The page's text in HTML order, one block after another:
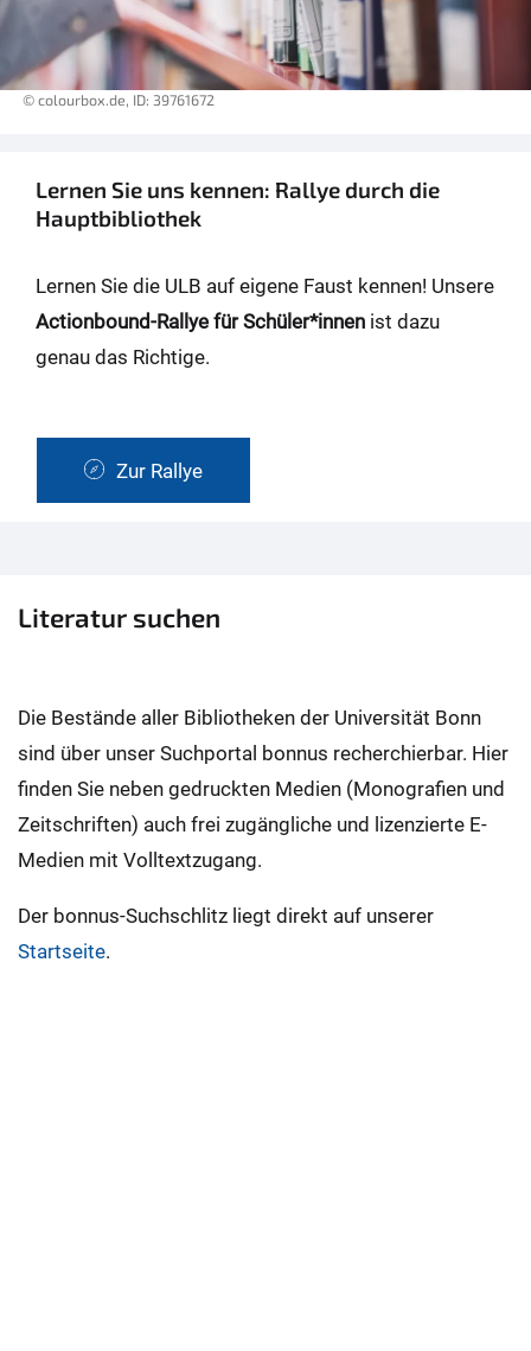
© colourbox.de, ID: 39761672
Lernen Sie uns kennen: Rallye durch die
Hauptbibliothek
Lernen Sie die ULB auf eigene Faust kennen! Unsere
Actionbound-Rallye für Schüler*innen ist dazu
genau das Richtige.
Zur Rallye
Literatur suchen
Die Bestände aller Bibliotheken der Universität Bonn
sind über unser Suchportal bonnus recherchierbar. Hier
finden Sie neben gedruckten Medien (Monografien und
Zeitschriften) auch frei zugängliche und lizenzierte E-
Medien mit Volltextzugang.
Der bonnus-Suchschlitz liegt direkt auf unserer
Startseite.